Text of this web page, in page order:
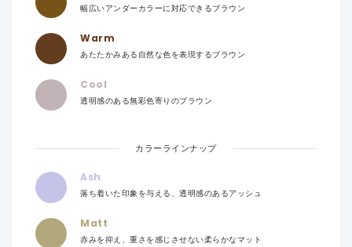
幅広いアンダーカラーに対応できるブラウン
Warm
あたたかみある自然な色を表現するブラウン
Cool
透明感のある無彩色寄りのブラウン
カラーラインナップ
Ash
落ち着いた印象を与える、透明感のあるアッシュ
Matt
赤みを抑え、重さを感じさせない柔らかなマット